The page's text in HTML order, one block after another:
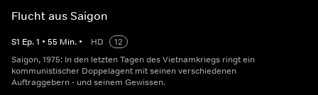
Flucht aus Saigon
S1 Ep.1 • 55 Min. • HD
12
Saigon, 1975: In den letzten Tagen des Vietnamkriegs ringt ein
kommunistischer Doppelagent mit seinen verschiedenen
Auftraggebern - und seinem Gewissen.